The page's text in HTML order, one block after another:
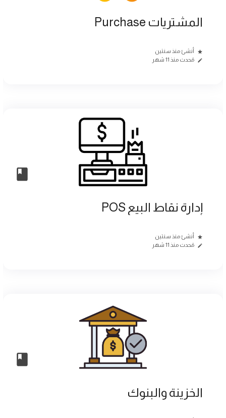
المشتريات Purchase
أنشئ منذ سنتين
مُحدث منذ 11 شهر
إدارة نقاط البيع POS
أنشئ منذ سنتين
مُحدث منذ 11 شهر
الخزينة والبنوك